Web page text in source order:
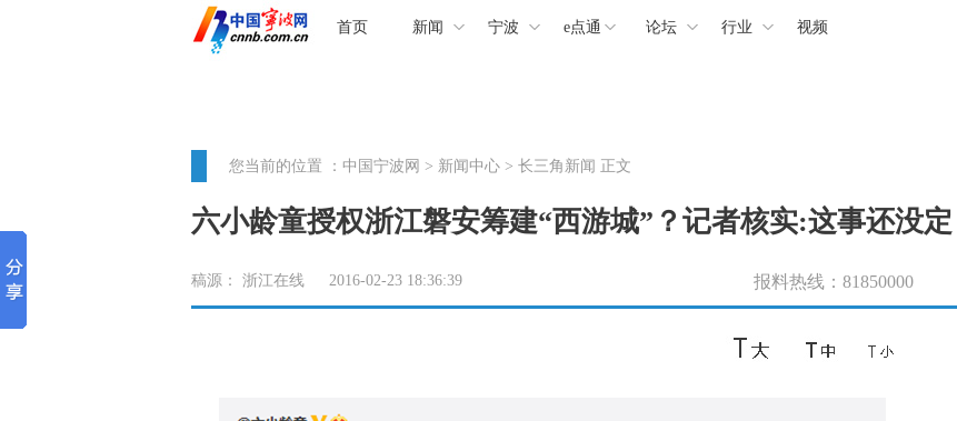
首页 新闻 宁波 e点通 论坛 行业 视频
您当前的位置 ： 中国宁波网 > 新闻中心 > 长三角新闻 正文
六小龄童授权浙江磐安筹建“西游城”？记者核实:这事还没定
稿源： 浙江在线 2016-02-23 18:36:39 报料热线：81850000